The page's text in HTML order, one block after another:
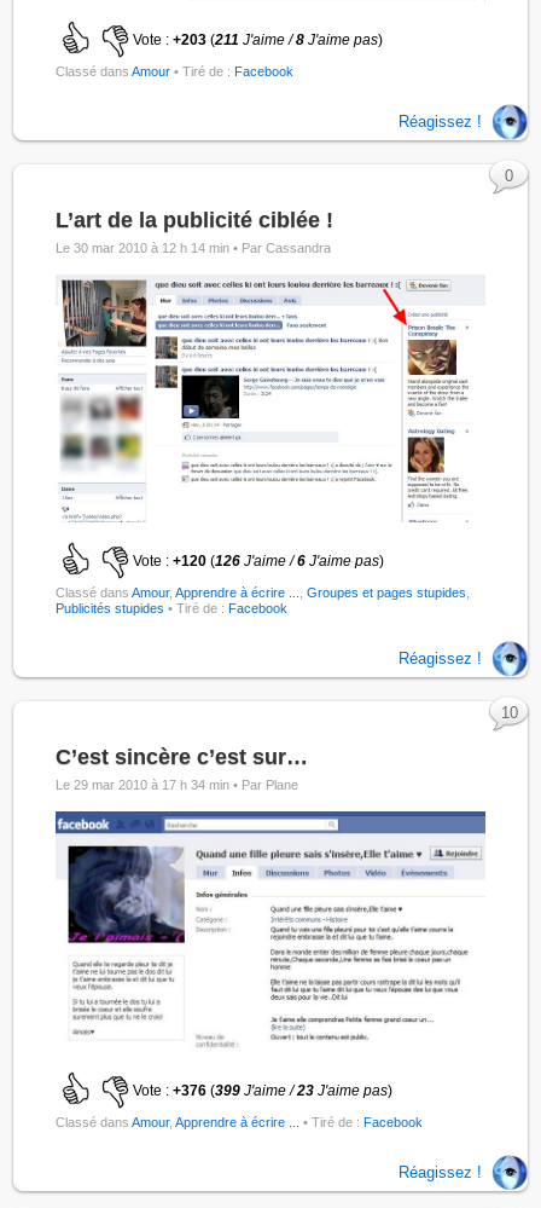
Vote :+203 (211J'aime /8 J'aime pas)
Classé dansAmour • Tiré de :Facebook
Réagissez !
L’art de la publicité ciblée !
Le 30 mar 2010 à 12 h 14 min • Par Cassandra
Vote :+120 (126J'aime /6 J'aime pas)
Classé dansAmour,Apprendre à écrire ... ,Groupes et pages stupides
Publicités stupides
0
• Tiré de :Facebook
Réagissez !
C’est sincère c’est sur…
Le 29 mar 2010 à 17 h 34 min • Par Plane
Vote :+376 (399J'aime /23 J'aime pas)
Classé dansAmour,Apprendre à écrire ...
10
• Tiré de :Facebook
Réagissez !